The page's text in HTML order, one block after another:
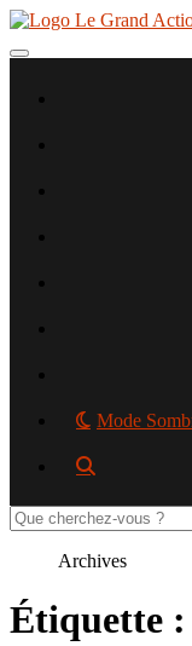
Aller
contenu
Toggle navigation
Mode
Rechercher
sur
Archives
Étiquette :